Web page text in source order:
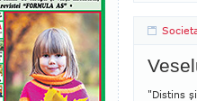
"Distins